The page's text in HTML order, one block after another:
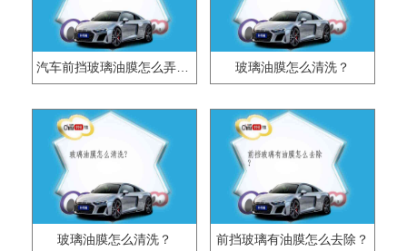
玻璃油膜怎么清洗？
玻璃油膜怎么清洗？ 前挡玻璃有油膜怎么去除？